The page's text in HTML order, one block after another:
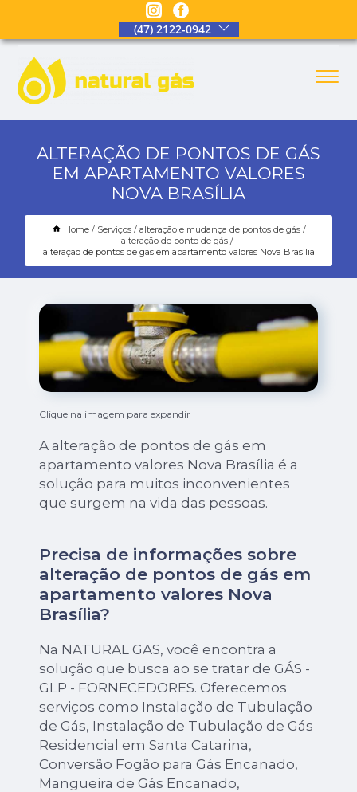
(47) 2122-0942
ALTERAÇÃO DE PONTOS DE GÁS
EM APARTAMENTO VALORES
NOVA BRASÍLIA
Home Serviços
alteração e mudança de pontos de gás
alteração de ponto de gás
alteração de pontos de gás em apartamento valores Nova Brasília
Clique na imagem para expandir
A alteração de pontos de gás em
apartamento valores Nova Brasília é a
solução para muitos inconvenientes
que surgem na vida das pessoas.
Precisa de informações sobre
alteração de pontos de gás em
apartamento valores Nova
Brasília?
Na NATURAL GAS, você encontra a
solução que busca ao se tratar de GÁS -
GLP - FORNECEDORES. Oferecemos
serviços como Instalação de Tubulação
de Gás, Instalação de Tubulação de Gás
Residencial em Santa Catarina,
Conversão Fogão para Gás Encanado,
Mangueira de Gás Encanado,